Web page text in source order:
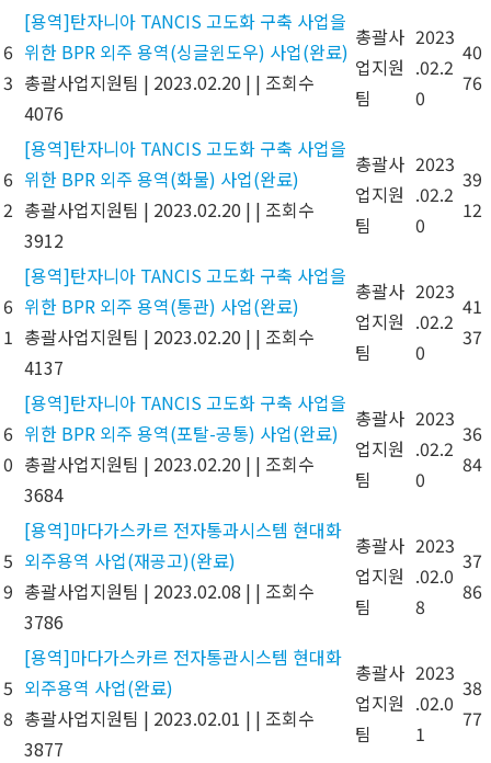
6
3
[용역]탄자니아 TANCIS 고도화 구축 사업을
위한 BPR 외주 용역(싱글윈도우) 사업(완료)
총괄사업지원팀 | 2023.02.20 | | 조회수
4076
총괄사
업지원
팀
2023
.02.2
0
40
76
6
2
[용역]탄자니아 TANCIS 고도화 구축 사업을
위한 BPR 외주 용역(화물) 사업(완료)
총괄사업지원팀 | 2023.02.20 | | 조회수
3912
총괄사
업지원
팀
2023
.02.2
0
39
12
6
1
[용역]탄자니아 TANCIS 고도화 구축 사업을
위한 BPR 외주 용역(통관) 사업(완료)
총괄사업지원팀 | 2023.02.20 | | 조회수
4137
총괄사
업지원
팀
2023
.02.2
0
41
37
6
0
[용역]탄자니아 TANCIS 고도화 구축 사업을
위한 BPR 외주 용역(포탈-공통) 사업(완료)
총괄사업지원팀 | 2023.02.20 | | 조회수
3684
총괄사
업지원
팀
2023
.02.2
0
36
84
5
9
[용역]마다가스카르 전자통과시스템 현대화
외주용역 사업(재공고)(완료)
총괄사업지원팀 | 2023.02.08 | | 조회수
3786
총괄사
업지원
팀
2023
.02.0
8
37
86
5
8
[용역]마다가스카르 전자통관시스템 현대화
외주용역 사업(완료)
총괄사업지원팀 | 2023.02.01 | | 조회수
3877
총괄사
업지원
팀
2023
.02.0
1
38
77